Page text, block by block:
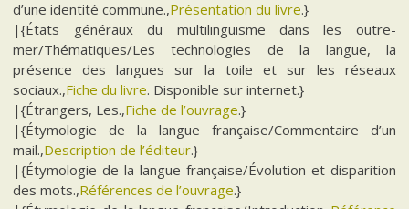
d’une identité commune.,Présentation du livre.}
|{États généraux du multilinguisme dans les outre-
mer/Thématiques/Les technologies de la langue, la
présence des langues sur la toile et sur les réseaux
sociaux.,Fiche du livre. Disponible sur internet.}
|{Étrangers, Les.,Fiche de l’ouvrage.}
|{Étymologie de la langue française/Commentaire d’un
mail.,Description de l’éditeur.}
|{Étymologie de la langue française/Évolution et disparition
des mots.,Références de l’ouvrage.}